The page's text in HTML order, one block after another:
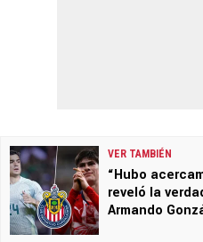
VER TAMBIÉN
“Hubo
reveló la
Armando